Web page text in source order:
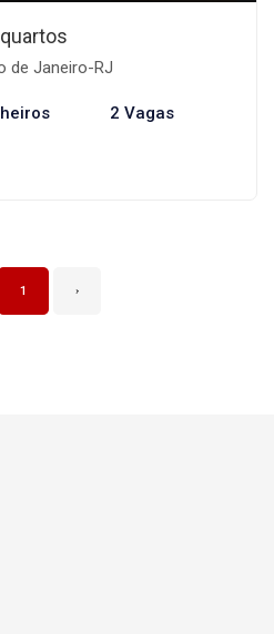
de Janeiro-RJ
2 Vagas
1 ›